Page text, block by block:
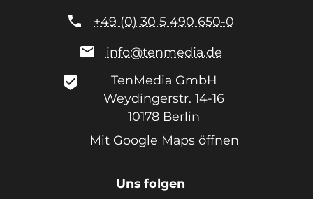
 +49 (0) 30 5 490 650-0
 info@tenmedia.de
beenhere
TenMedia GmbH
Weydingerstr. 14-16
10178 Berlin
Mit Google Maps öffnen
Uns folgen